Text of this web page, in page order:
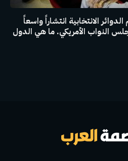
الانتخابية انتشاراً واسعاً
النواب الأمريكي. ما هي الدول